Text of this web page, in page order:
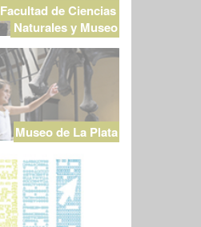
Facultad de Ciencias
Naturales y Museo
Museo de La Plata